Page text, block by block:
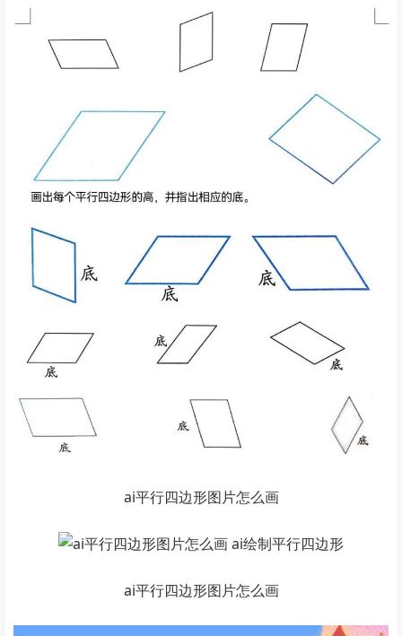
ai平行四边形图片怎么画
ai平行四边形图片怎么画